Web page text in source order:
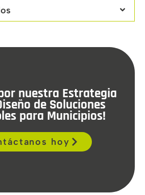
nuestra Estrategia
de Soluciones
para Municipios!
hoy